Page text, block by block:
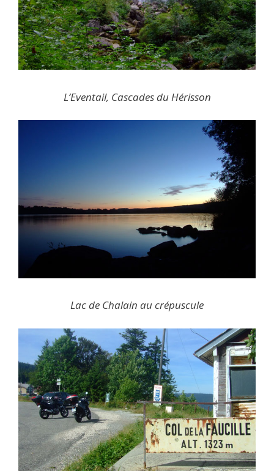
L’Eventail, Cascades du Hérisson
Lac de Chalain au crépuscule